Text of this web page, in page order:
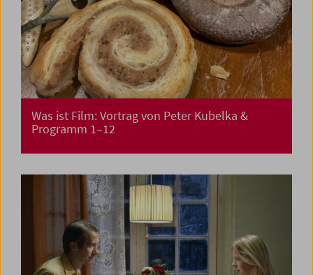
Was ist Film: Vortrag von Peter Kubelka &
Programm 1–12